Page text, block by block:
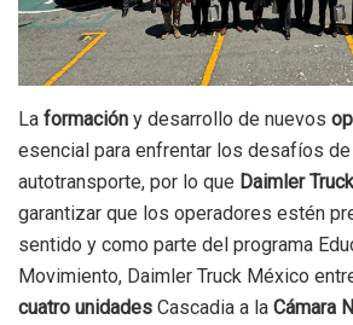
La formación y desarrollo de nuevos
esencial para enfrentar los desafíos
autotransporte, por lo que Daimler
garantizar que los operadores estén
sentido y como parte del programa
Movimiento, Daimler Truck México
cuatro unidades Cascadia a la Cámara